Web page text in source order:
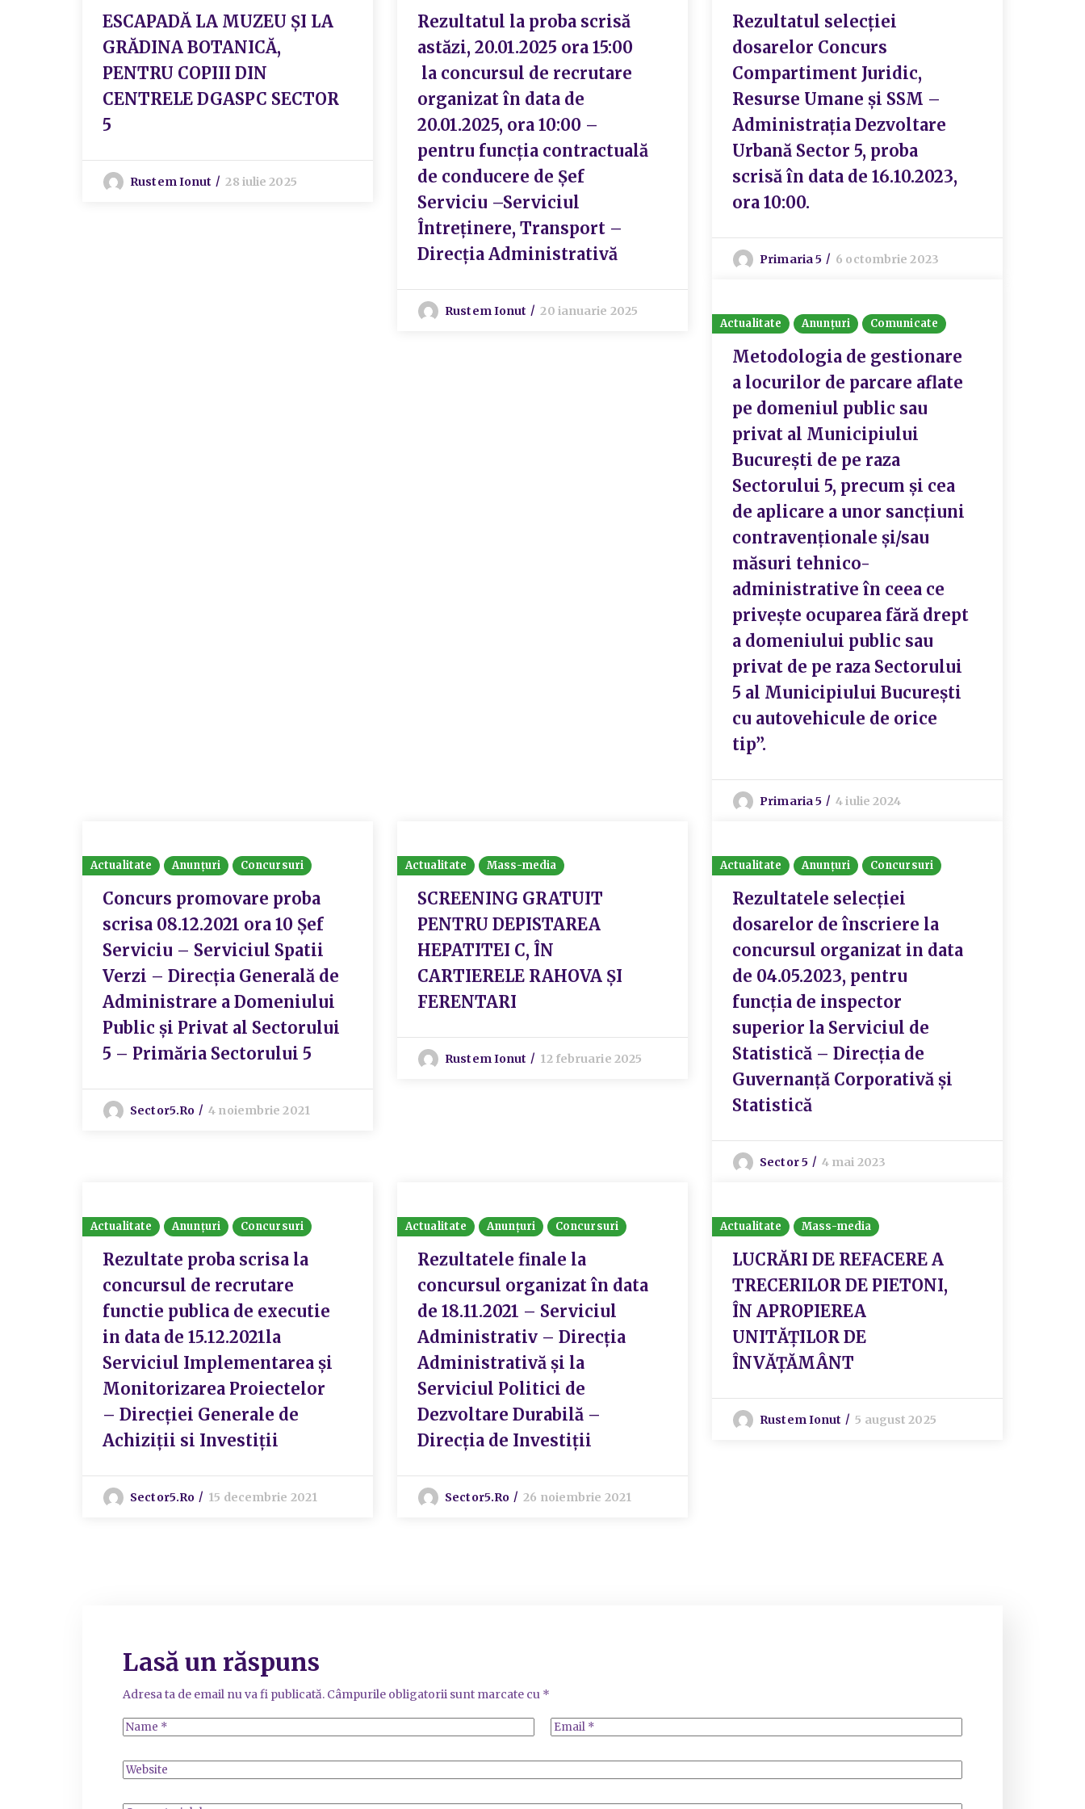
ESCAPADĂ LA MUZEU ȘI LA
GRĂDINA BOTANICĂ,
PENTRU COPIII DIN
CENTRELE DGASPC SECTOR
5
Rustem Ionut 28 iulie 2025
Rezultatul la proba scrisă
astăzi, 20.01.2025 ora 15:00
la concursul de recrutare
organizat în data de
20.01.2025, ora 10:00 –
pentru funcția contractuală
de conducere de Șef
Serviciu –Serviciul
Întreținere, Transport –
Direcția Administrativă
Rustem Ionut 20 ianuarie 2025
Rezultatul selecției
dosarelor Concurs
Compartiment Juridic,
Resurse Umane și SSM –
Administrația Dezvoltare
Urbană Sector 5, proba
scrisă în data de 16.10.2023,
ora 10:00.
Primaria 5 6 octombrie 2023
Actualitate Anunțuri Comunicate
Metodologia de gestionare
a locurilor de parcare aflate
pe domeniul public sau
privat al Municipiului
București de pe raza
Sectorului 5, precum și cea
de aplicare a unor sancțiuni
contravenționale și/sau
măsuri tehnico-
administrative în ceea ce
privește ocuparea fără drept
a domeniului public sau
privat de pe raza Sectorului
5 al Municipiului București
cu autovehicule de orice
tip”.
Primaria 5 4 iulie 2024
Actualitate Anunțuri Concursuri
Concurs promovare proba
scrisa 08.12.2021 ora 10 Șef
Serviciu – Serviciul Spatii
Verzi – Direcția Generală de
Administrare a Domeniului
Public și Privat al Sectorului
5 – Primăria Sectorului 5
Sector5.ro 4 noiembrie 2021
Actualitate Mass-media
SCREENING GRATUIT
PENTRU DEPISTAREA
HEPATITEI C, ÎN
CARTIERELE RAHOVA ȘI
FERENTARI
Rustem Ionut 12 februarie 2025
Actualitate Anunțuri Concursuri
Rezultatele selecției
dosarelor de înscriere la
concursul organizat in data
de 04.05.2023, pentru
funcția de inspector
superior la Serviciul de
Statistică – Direcția de
Guvernanță Corporativă și
Statistică
Sector 5 4 mai 2023
Actualitate Anunțuri Concursuri
Rezultate proba scrisa la
concursul de recrutare
functie publica de executie
in data de 15.12.2021la
Serviciul Implementarea și
Monitorizarea Proiectelor
– Direcției Generale de
Achiziții si Investiții
Sector5.ro 15 decembrie 2021
Actualitate Anunțuri Concursuri
Rezultatele finale la
concursul organizat în data
de 18.11.2021 – Serviciul
Administrativ – Direcția
Administrativă și la
Serviciul Politici de
Dezvoltare Durabilă –
Direcția de Investiții
Sector5.ro 26 noiembrie 2021
Actualitate Mass-media
LUCRĂRI DE REFACERE A
TRECERILOR DE PIETONI,
ÎN APROPIEREA
UNITĂȚILOR DE
ÎNVĂȚĂMÂNT
Rustem Ionut 5 august 2025
Lasă un răspuns
Adresa ta de email nu va fi publicată. Câmpurile obligatorii sunt marcate cu *